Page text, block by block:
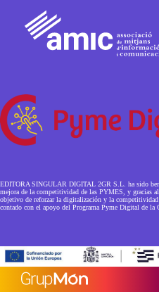
EDITORA SINGULAR DIGITAL 2GR S.L. ha sido
mejora de la competitividad de las PYMES, y gracias
objetivo de reforzar la digitalización y la
contado con el apoyo del Programa Pyme Digital de la